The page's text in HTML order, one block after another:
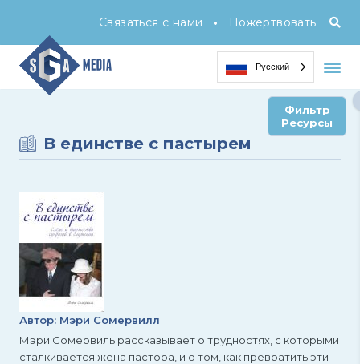
Связаться с нами • Пожертвовать
Русский
Фильтр
Ресурсы
В единстве с пастырем
Автор: Мэри Сомервилл
Мэри Сомервиль рассказывает о трудностях, с которыми
сталкивается жена пастора, и о том, как превратить эти